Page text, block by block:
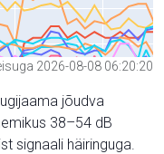
2026-08-08 06:20:20
jõudva
38–54 dB
signaali häiringuga.